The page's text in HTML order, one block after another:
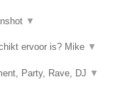
▼
ervoor is? Mike ▼
Party, Rave, DJ ▼